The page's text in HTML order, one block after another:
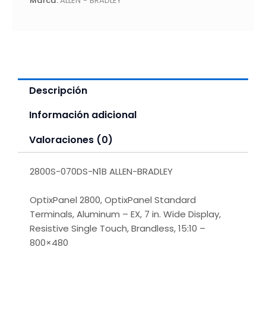
Descripción
Información adicional
Valoraciones (0)
2800S-070DS-N1B ALLEN-BRADLEY
OptixPanel 2800, OptixPanel Standard
Terminals, Aluminum – EX, 7 in. Wide Display,
Resistive Single Touch, Brandless, 15:10 –
800×480